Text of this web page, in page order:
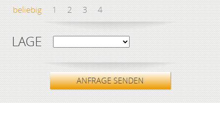
beliebig 1 2 3 4
LAGE
ANFRAGE SENDEN